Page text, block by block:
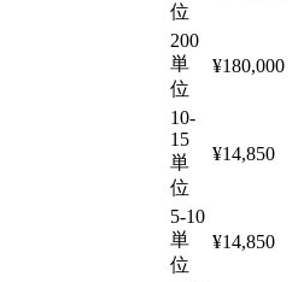
位
200
単
位
¥180,000
10-
15
単
位
¥14,850
5-10
単
位
¥14,850